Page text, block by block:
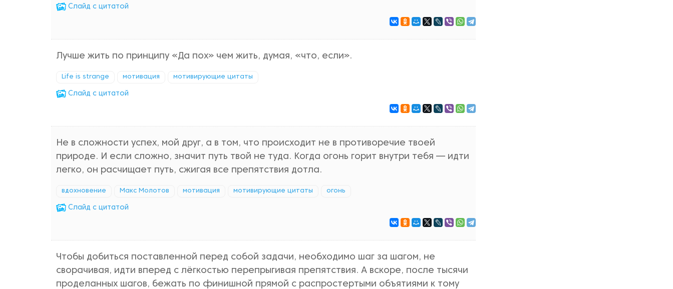
Cлайд с цитатой
Лучше жить по принципу «Да пох» чем жить, думая, «что, если».
Life is strange мотивация мотивирующие цитаты
Cлайд с цитатой
Не в сложности успех, мой друг, а в том, что происходит не в противоречие твоей
природе. И если сложно, значит путь твой не туда. Когда огонь горит внутри тебя — идти
легко, он расчищает путь, сжигая все препятствия дотла.
вдохновение Макс Молотов мотивация мотивирующие цитаты огонь
Cлайд с цитатой
Чтобы добиться поставленной перед собой задачи, необходимо шаг за шагом, не
сворачивая, идти вперед с лёгкостью перепрыгивая препятствия. А вскоре, после тысячи
проделанных шагов, бежать по финишной прямой с распростертыми объятиями к тому